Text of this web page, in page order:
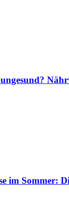
im Sommer: